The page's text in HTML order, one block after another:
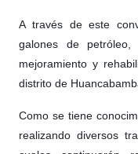
A través de este
galones de
mejoramiento y
distrito de
Como se tiene
realizando diversos